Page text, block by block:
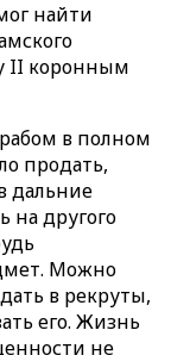
найти
II коронным
в полном
продать,
дальние
на другого
Можно
в рекруты,
его. Жизнь
не